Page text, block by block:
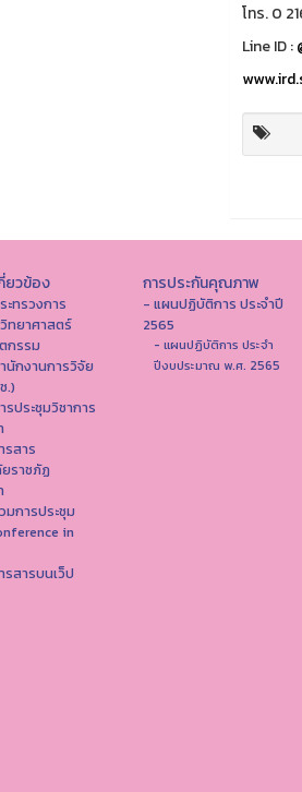
โทร. 0
Line ID :
ยวข้อง
ะทรวงการ
ทยาศาสตร์
กรรม
นักงานการวิจัย
.)
รประชุมวิชาการ
รสาร
ราชภัฏ
มการประชุม
in
รสารบนเว็ป
การประกันคุณภาพ
- แผนปฏิบัติการ ประจำปี
2565
- แผนปฏิบัติการ ประจำ
ปีงบประมาณ พ.ศ. 2565